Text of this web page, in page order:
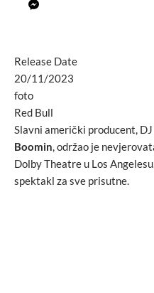
Release Date
20/11/2023
foto
Red Bull
Slavni američki producent,
Boomin, održao je
Dolby Theatre u Los
spektakl za sve prisutne.